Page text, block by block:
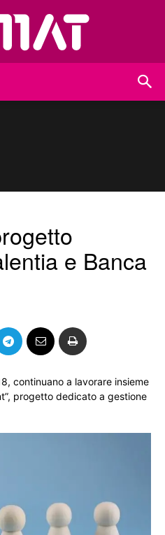
e Banca
continuano a lavorare insieme
progetto dedicato a gestione